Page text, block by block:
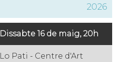
2026
Dissabte 16 de maig, 20h
Lo Pati - Centre d'Art